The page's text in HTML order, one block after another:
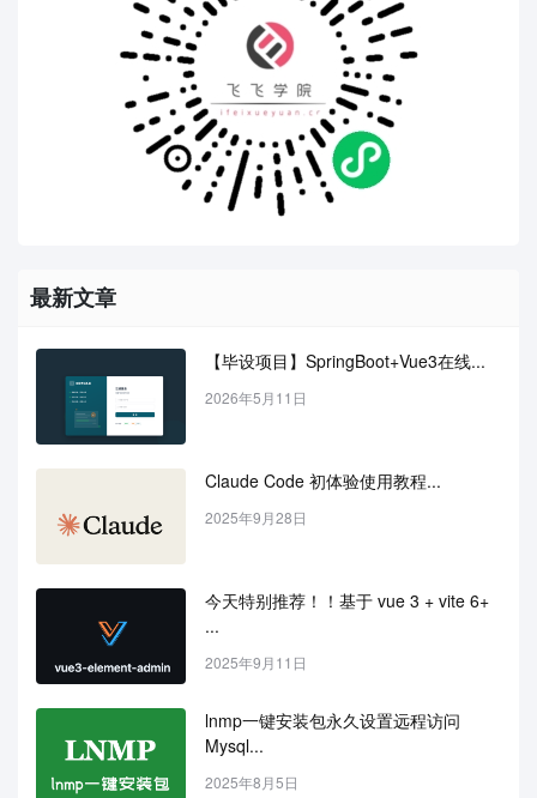
最新文章
【毕设项目】SpringBoot+Vue3在线...
2026年5月11日
Claude Code 初体验使用教程...
2025年9月28日
今天特别推荐！！基于 vue 3 + vite 6+
...
2025年9月11日
lnmp一键安装包永久设置远程访问
Mysql...
2025年8月5日